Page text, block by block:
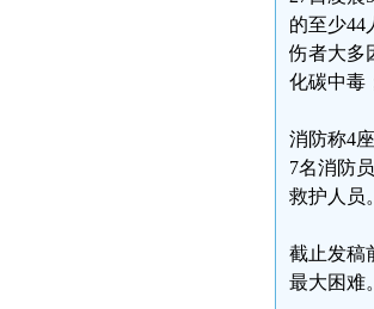
的至少44
伤者大多
化碳中毒
消防称4
7名消防
救护人员。
截止发稿
最大困难